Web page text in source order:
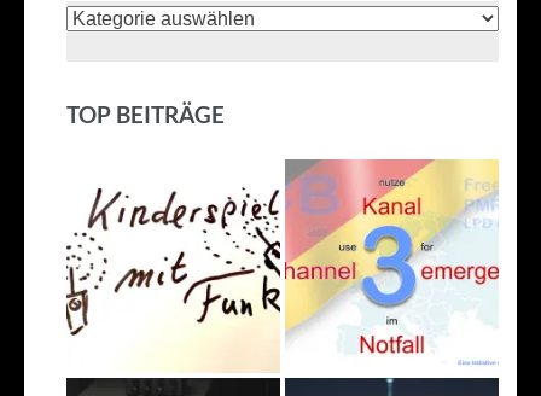
Beitragskategorien
TOP BEITRÄGE